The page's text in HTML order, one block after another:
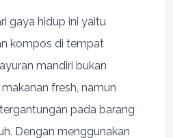
gaya hidup ini yaitu
kompos di tempat
mandiri bukan
fresh, namun
pada barang
Dengan menggunakan